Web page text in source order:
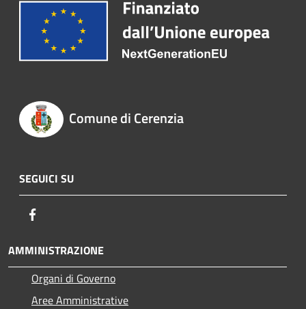
Comune di Cerenzia
SEGUICI SU
AMMINISTRAZIONE
Organi di Governo
Aree Amministrative